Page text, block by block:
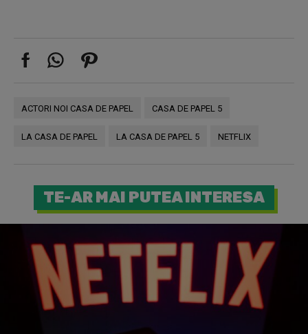
ACTORI NOI CASA DE PAPEL CASA DE PAPEL 5
LA CASA DE PAPEL LA CASA DE PAPEL 5 NETFLIX
TE-AR MAI PUTEA INTERESA